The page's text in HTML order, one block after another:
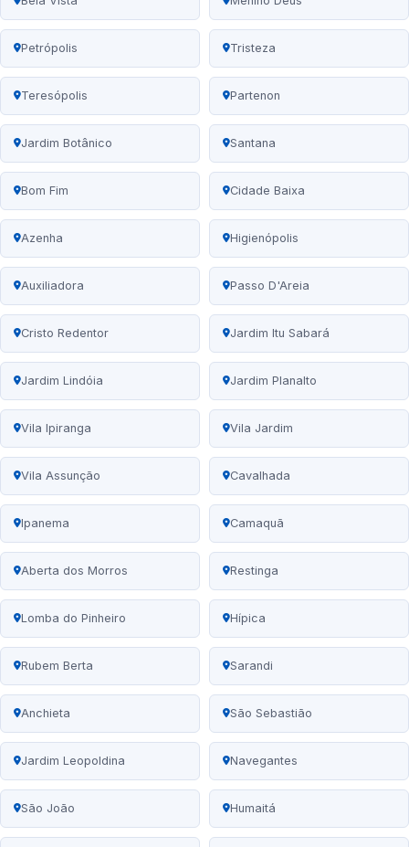
Petrópolis Tristeza
Teresópolis Partenon
Jardim Botânico Santana
Bom Fim Cidade Baixa
Azenha Higienópolis
Auxiliadora Passo D'Areia
Cristo Redentor Jardim Itu Sabará
Jardim Lindóia Jardim Planalto
Vila Ipiranga Vila Jardim
Vila Assunção Cavalhada
Ipanema Camaquã
Aberta dos Morros Restinga
Lomba do Pinheiro Hípica
Rubem Berta Sarandi
Anchieta São Sebastião
Jardim Leopoldina Navegantes
São João Humaitá